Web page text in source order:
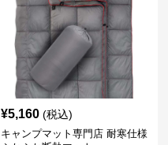
¥5,160 (税込)
キャンプマット専門店 耐寒仕様